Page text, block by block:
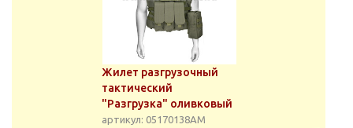
Жилет разгрузочный
тактический
"Разгрузка" оливковый
артикул: 05170138АМ